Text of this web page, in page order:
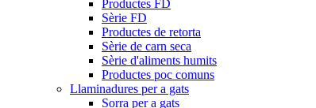
Productes FD
Sèrie FD
Productes de retorta
Sèrie de carn seca
Sèrie d'aliments humits
Productes poc comuns
Llaminadures per a gats
Sorra per a gats